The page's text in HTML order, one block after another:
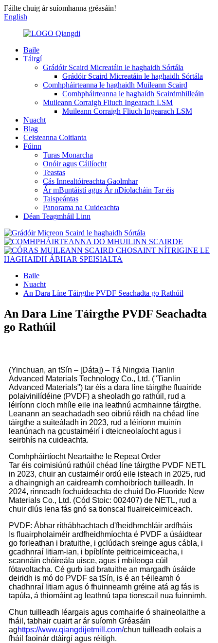
Fáilte chuig ár suíomhanna gréasáin!
English
Baile
Táirgí
Grádóir Scaird Micreatáin le haghaidh Sórtála
Grádóir Scaird Micreatáin le haghaidh Sórtála
Comhpháirteanna le haghaidh Muileann Scaird
Comhpháirteanna le haghaidh Scairdmhilleáin
Muileann Corraigh Fliuch Ingearach LSM
Muileann Corraigh Fliuch Ingearach LSM
Nuacht
Blag
Ceisteanna Coitianta
Fúinn
Turas Monarcha
Onóir agus Cáilíocht
Teastas
Cás Innealtóireachta Gaolmhar
Ár mBuntáistí agus Ár nDíolacháin Tar éis
Taispeántas
Panorama na Cuideachta
Déan Teagmháil Linn
Baile
Nuacht
An Dara Líne Táirgthe PVDF Seachadta go Rathúil
An Dara Líne Táirgthe PVDF Seachadta
go Rathúil
(Yinchuan, an tSín – [Dáta]) – Tá Ningxia Tianlin
Advanced Materials Technology Co., Ltd. ("Tianlin
Advanced Materials") tar éis a dara líne táirgthe fluairíde
polaivinilídéine (PVDF) a sheoladh go rathúil, rud a
léiríonn cloch mhíle eile ina leathnú acmhainne táirgthe.
Leanann an seachadadh seo oibriú réidh na chéad líne
táirgthe a suiteáladh in 2023, rud a léiríonn muinín
leanúnach na gcustaiméirí i dteicneolaíocht agus i
seirbhís na cuideachta.
Comhpháirtíocht Neartaithe le Repeat Order
Tar éis coimisiúnú rathúil chéad líne táirgthe PVDF NETL
in 2023, chuir an custaiméir ordú eile isteach in 2025, rud
a dhaingnigh an caidreamh comhoibríoch tuilleadh. In
2024, rinneadh fochuideachta de chuid Do-Fluoride New
Materials Co., Ltd. (Cód Stoic: 002407) de NETL, rud a
chuir dlús lena fás gnó sa tionscal fluaireiceimiceach.
PVDF: Ábhar ríthábhachtach d'fheidhmchláir ardfháis
Is fluairpholaiméir ardfheidhmíochta é PVDF a úsáidtear
go forleathan i bratuithe, i gclúdach sreinge agus cábla, i
gcadhnraí litiam-ian, i bpíblínte peitriceimiceacha, i
scannáin chóireála uisce, agus i mbileoga cúil
fótavoltacha. Cé gurb iad bratuithe an margadh úsáide
deiridh is mó do PVDF sa tSín, is é an t-éileamh ó
chadhnraí litiam agus ó fhuinneamh gréine atá ag fás is
tapúla, á thiomáint ag leathnú tapa tionscail nua fuinnimh.
Chun tuilleadh léargais agus comhairle ó shaineolaithe a
fháil, tabhair cuairt ar ár suíomh Gréasáin
aghttps://www.qiangdijetmill.com/chun tuilleadh eolais a
fháil faoinár dtáirgí agus réitigh.